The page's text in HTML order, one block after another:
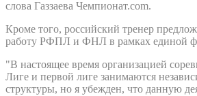
слова Газзаева Чемпионат.com.
Кроме того, российский тренер
работу РФПЛ и ФНЛ в рамках единой
"В настоящее время организацией
Лиге и первой лиге занимаются
структуры, но я убежден, что данную